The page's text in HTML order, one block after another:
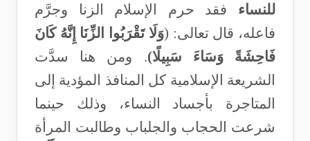
للنساء فقد حرم الإسلام الزنا وجرَّم
فاعله، قال تعالى: (وَلَا تَقْرَبُوا الزِّنَا إِنَّهُ كَانَ
فَاحِشَةً وَسَاءَ سَبِيلًا). ومن هنا سدَّت
الشريعة الإسلامية كل المنافذ المؤدية إلى
المتاجرة بأجساد النساء، وذلك حينما
شرعت الحجاب والجلباب وطالبت المرأة